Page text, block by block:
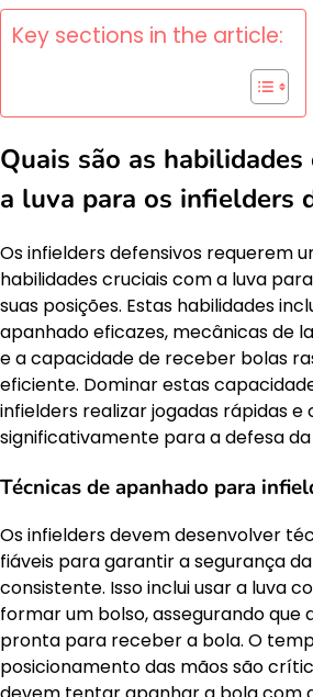
Key sections in the article:
Quais são as habilidades
a luva para os infielders
Os infielders defensivos requerem
habilidades cruciais com a luva
suas posições. Estas habilidades
apanhado eficazes, mecânicas de
e a capacidade de receber bolas
eficiente. Dominar estas
infielders realizar jogadas rápidas e
significativamente para a defesa da
Técnicas de apanhado para
Os infielders devem desenvolver
fiáveis para garantir a segurança
consistente. Isso inclui usar a luva
formar um bolso, assegurando que
pronta para receber a bola. O
posicionamento das mãos são